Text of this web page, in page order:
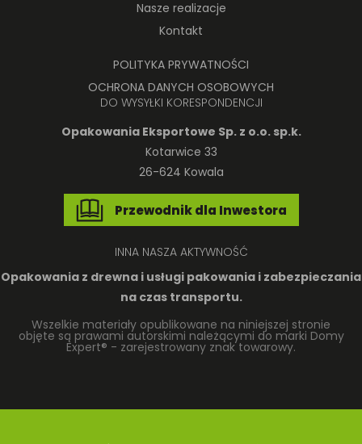
Nasze realizacje
Kontakt
POLITYKA PRYWATNOŚCI
OCHRONA DANYCH OSOBOWYCH
DO WYSYŁKI KORESPONDENCJI
Opakowania Eksportowe Sp. z o.o. sp.k.
Kotarwice 33
26-624 Kowala
Przewodnik dla Inwestora
INNA NASZA AKTYWNOŚĆ
Opakowania z drewna i usługi pakowania i zabezpieczania
na czas transportu.
Wszelkie materiały opublikowane na niniejszej stronie
objęte są prawami autorskimi należącymi do marki Domy
Expert® - zarejestrowany znak towarowy.